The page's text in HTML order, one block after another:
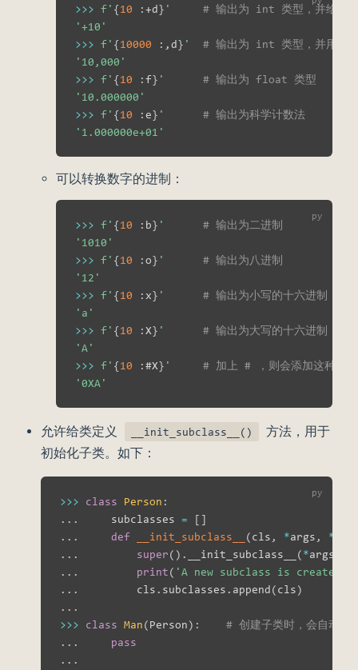
>>> f' {10 :+d} '
# 输出为 int 类型，并给非
'+10'
>>> f' {10000 : ,d} '
# 输出为 int 类型，并用 ,
'10,000'
>>> f' {10 :f} '
# 输出为 float 类型
'10.000000'
>>> f' {10 :e} '
# 输出为科学计数法
'1.000000e+01'
可以转换数字的进制：
>>> f' {10 : b} '
# 输出为二进制
'1010'
>>> f' {10 :o} '
# 输出为八进制
'12'
>>> f' {10 :x} '
# 输出为小写的十六进制
'a'
>>> f' {10 :X} '
# 输出为大写的十六进制
'A'
>>> f' {10 :#X} '
# 加上 # ，则会添加这种进
'0XA'
允许给类定义 __init_subclass__()
方法，用于
初始化子类。如下：
>>> class Person :
. . .
     subclasses
= [ ]
. . . def __init_subclass__ (cls , *args , **
. . . super( ) . __init_subclass__ (*args
. . . print( 'A new subclass is created:'
. . .
         cls
. subclasses. append(cls)
. . .
>>> class Man(Person) :
# 创建子类时，会自动
. . .
pass
. . .